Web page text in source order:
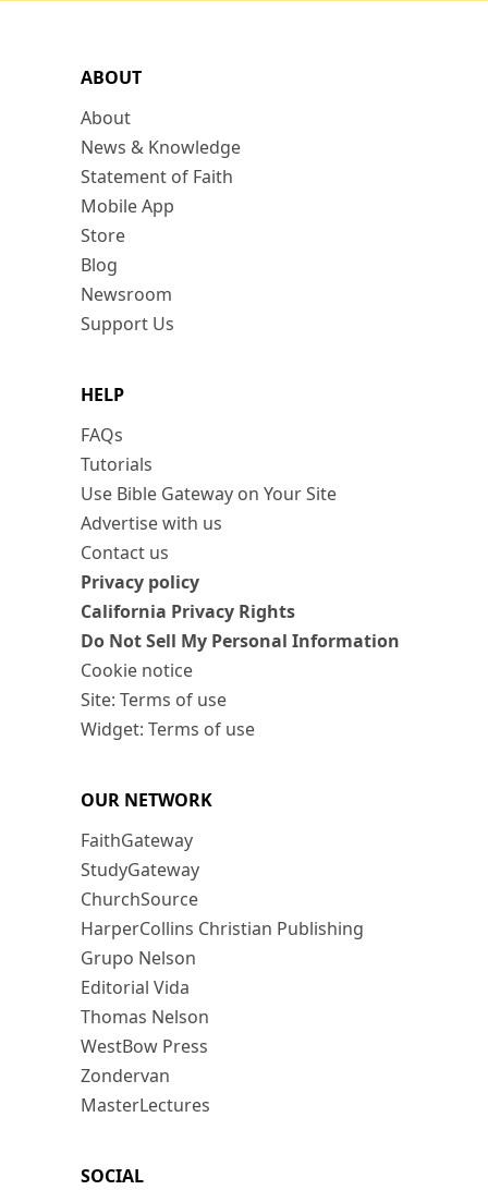
ABOUT
About
News & Knowledge
Statement of Faith
Mobile App
Store
Blog
Newsroom
Support Us
HELP
FAQs
Tutorials
Use Bible Gateway on Your Site
Advertise with us
Contact us
Privacy policy
California Privacy Rights
Do Not Sell My Personal Information
Cookie notice
Site: Terms of use
Widget: Terms of use
OUR NETWORK
FaithGateway
StudyGateway
ChurchSource
HarperCollins Christian Publishing
Grupo Nelson
Editorial Vida
Thomas Nelson
WestBow Press
Zondervan
MasterLectures
SOCIAL